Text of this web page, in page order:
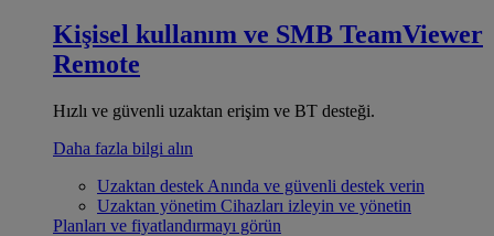
Kişisel kullanım ve SMB TeamViewer
Remote
Hızlı ve güvenli uzaktan erişim ve BT desteği.
Daha fazla bilgi alın
Uzaktan destek Anında ve güvenli destek verin
Uzaktan yönetim Cihazları izleyin ve yönetin
Planları ve fiyatlandırmayı görün